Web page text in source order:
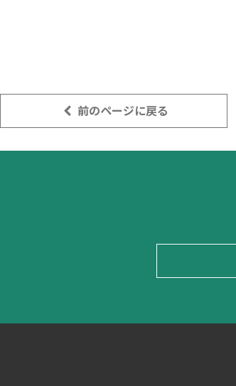
前のページに戻る